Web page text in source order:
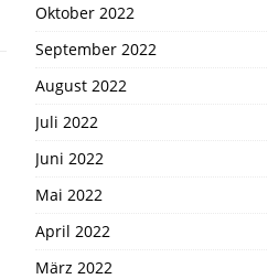
Oktober 2022
September 2022
August 2022
Juli 2022
Juni 2022
Mai 2022
April 2022
März 2022